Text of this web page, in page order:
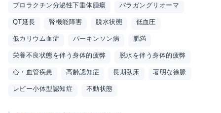
プロラクチン分泌性下垂体腫瘍 パラガングリオーマ
QT延長 腎機能障害 脱水状態 低血圧
低カリウム血症 パーキンソン病 肥満
栄養不良状態を伴う身体的疲弊 脱水を伴う身体的疲弊
心・血管疾患 高齢認知症 長期臥床 著明な徐脈
レビー小体型認知症 不動状態